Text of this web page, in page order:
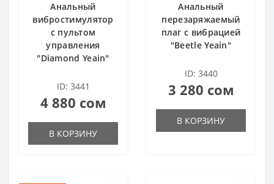
Анальный
вибростимулятор
с пультом
управления
"Diamond Yeain"
ID: 3441
4 880 сом
В КОРЗИНУ
Анальный
перезаряжаемый
плаг с вибрацией
"Beetle Yeain"
ID: 3440
3 280 сом
В КОРЗИНУ